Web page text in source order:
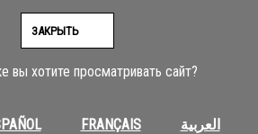
вы хотите просматривать сайт?
FRANÇAIS
العربية
ЗАКРЫТЬ